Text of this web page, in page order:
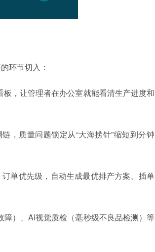
环节切入：
，让管理者在办公室就能看清生产进度和
，质量问题锁定从“大海捞针”缩短到分钟
单优先级，自动生成最优排产方案。插单
）、AI视觉质检（毫秒级不良品检测）等